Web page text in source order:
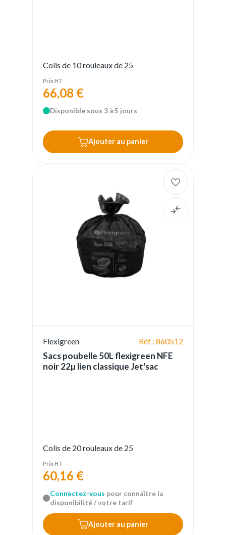
Colis de 10 rouleaux de 25
Prix HT
66,08 €
Disponible sous 3 à 5 jours
Ajouter au panier
Flexigreen Réf : 860512
Sacs poubelle 50L flexigreen NFE
noir 22µ lien classique Jet'sac
Colis de 20 rouleaux de 25
Prix HT
60,16 €
Connectez-vous pour connaître la
disponibilité / votre tarif
Ajouter au panier